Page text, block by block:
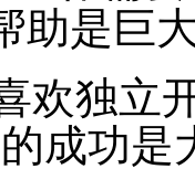
助是巨
独立开
成功是